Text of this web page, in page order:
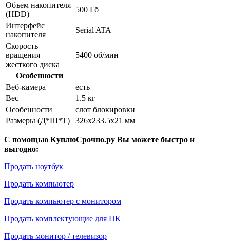
Объем накопителя
(HDD)
500 Гб
Интерфейс
накопителя
Serial ATA
Скорость
вращения
жесткого диска
5400 об/мин
Особенности
Веб-камера
есть
Вес
1.5 кг
Особенности
слот блокировки
Размеры (Д*Ш*Т)
326x233.5x21 мм
С помощью КуплюСрочно.ру Вы можете быстро и
выгодно:
Продать ноутбук
Продать компьютер
Продать компьютер с монитором
Продать комплектующие для ПК
Продать монитор / телевизор